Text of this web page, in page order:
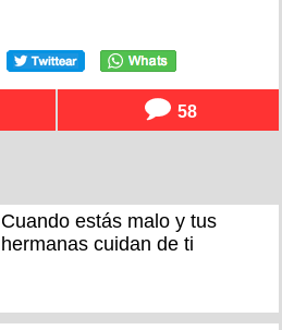
58
Cuando estás malo y tus
hermanas cuidan de ti